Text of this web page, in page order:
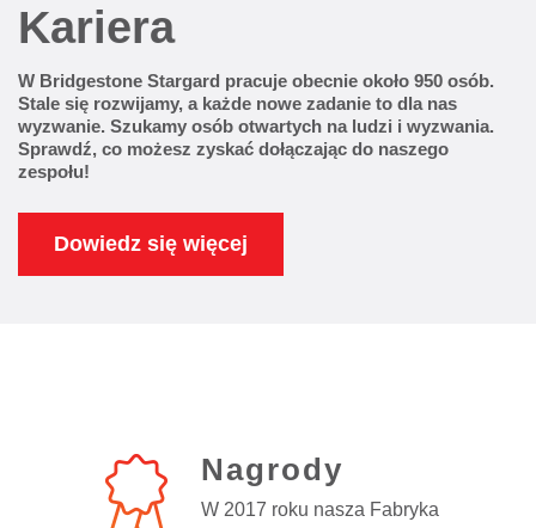
Kariera
W Bridgestone Stargard pracuje obecnie około 950 osób.
Stale się rozwijamy, a każde nowe zadanie to dla nas
wyzwanie. Szukamy osób otwartych na ludzi i wyzwania.
Sprawdź, co możesz zyskać dołączając do naszego
zespołu!
Dowiedz się więcej
Nagrody
W 2017 roku nasza Fabryka